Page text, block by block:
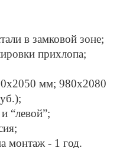
в замковой зоне;
прихлопа;
мм; 980x2080
“левой”;
монтаж - 1 год.